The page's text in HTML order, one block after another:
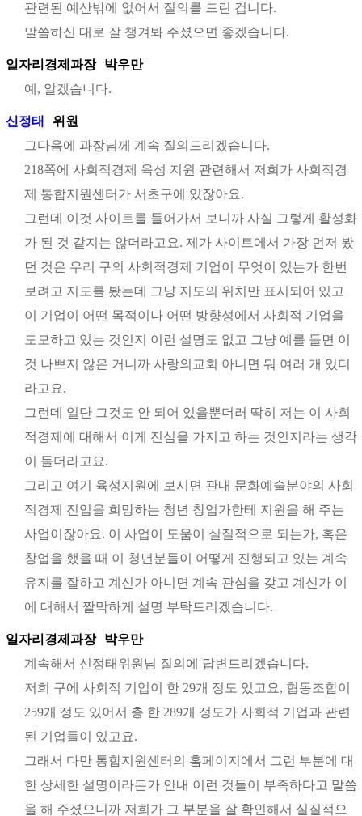
관련된 예산밖에 없어서 질의를 드린 겁니다.
말씀하신 대로 잘 챙겨봐 주셨으면 좋겠습니다.
일자리경제과장
박우만
예, 알겠습니다.
신정태
위원
그다음에 과장님께 계속 질의드리겠습니다.
218쪽에 사회적경제 육성 지원 관련해서 저희가 사회적경
제 통합지원센터가 서초구에 있잖아요.
그런데 이것 사이트를 들어가서 보니까 사실 그렇게 활성화
가 된 것 같지는 않더라고요. 제가 사이트에서 가장 먼저 봤
던 것은 우리 구의 사회적경제 기업이 무엇이 있는가 한번
보려고 지도를 봤는데 그냥 지도의 위치만 표시되어 있고
이 기업이 어떤 목적이나 어떤 방향성에서 사회적 기업을
도모하고 있는 것인지 이런 설명도 없고 그냥 예를 들면 이
것 나쁘지 않은 거니까 사랑의교회 아니면 뭐 여러 개 있더
라고요.
그런데 일단 그것도 안 되어 있을뿐더러 딱히 저는 이 사회
적경제에 대해서 이게 진심을 가지고 하는 것인지라는 생각
이 들더라고요.
그리고 여기 육성지원에 보시면 관내 문화예술분야의 사회
적경제 진입을 희망하는 청년 창업가한테 지원을 해 주는
사업이잖아요. 이 사업이 도움이 실질적으로 되는가, 혹은
창업을 했을 때 이 청년분들이 어떻게 진행되고 있는 계속
유지를 잘하고 계신가 아니면 계속 관심을 갖고 계신가 이
에 대해서 짤막하게 설명 부탁드리겠습니다.
일자리경제과장
박우만
계속해서 신정태위원님 질의에 답변드리겠습니다.
저희 구에 사회적 기업이 한 29개 정도 있고요, 협동조합이
259개 정도 있어서 총 한 289개 정도가 사회적 기업과 관련
된 기업들이 있고요.
그래서 다만 통합지원센터의 홈페이지에서 그런 부분에 대
한 상세한 설명이라든가 안내 이런 것들이 부족하다고 말씀
을 해 주셨으니까 저희가 그 부분을 잘 확인해서 실질적으